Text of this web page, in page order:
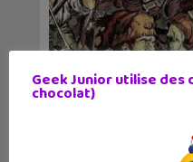
Lecture d’été #6
Geek Junior utilise des
chocolat)